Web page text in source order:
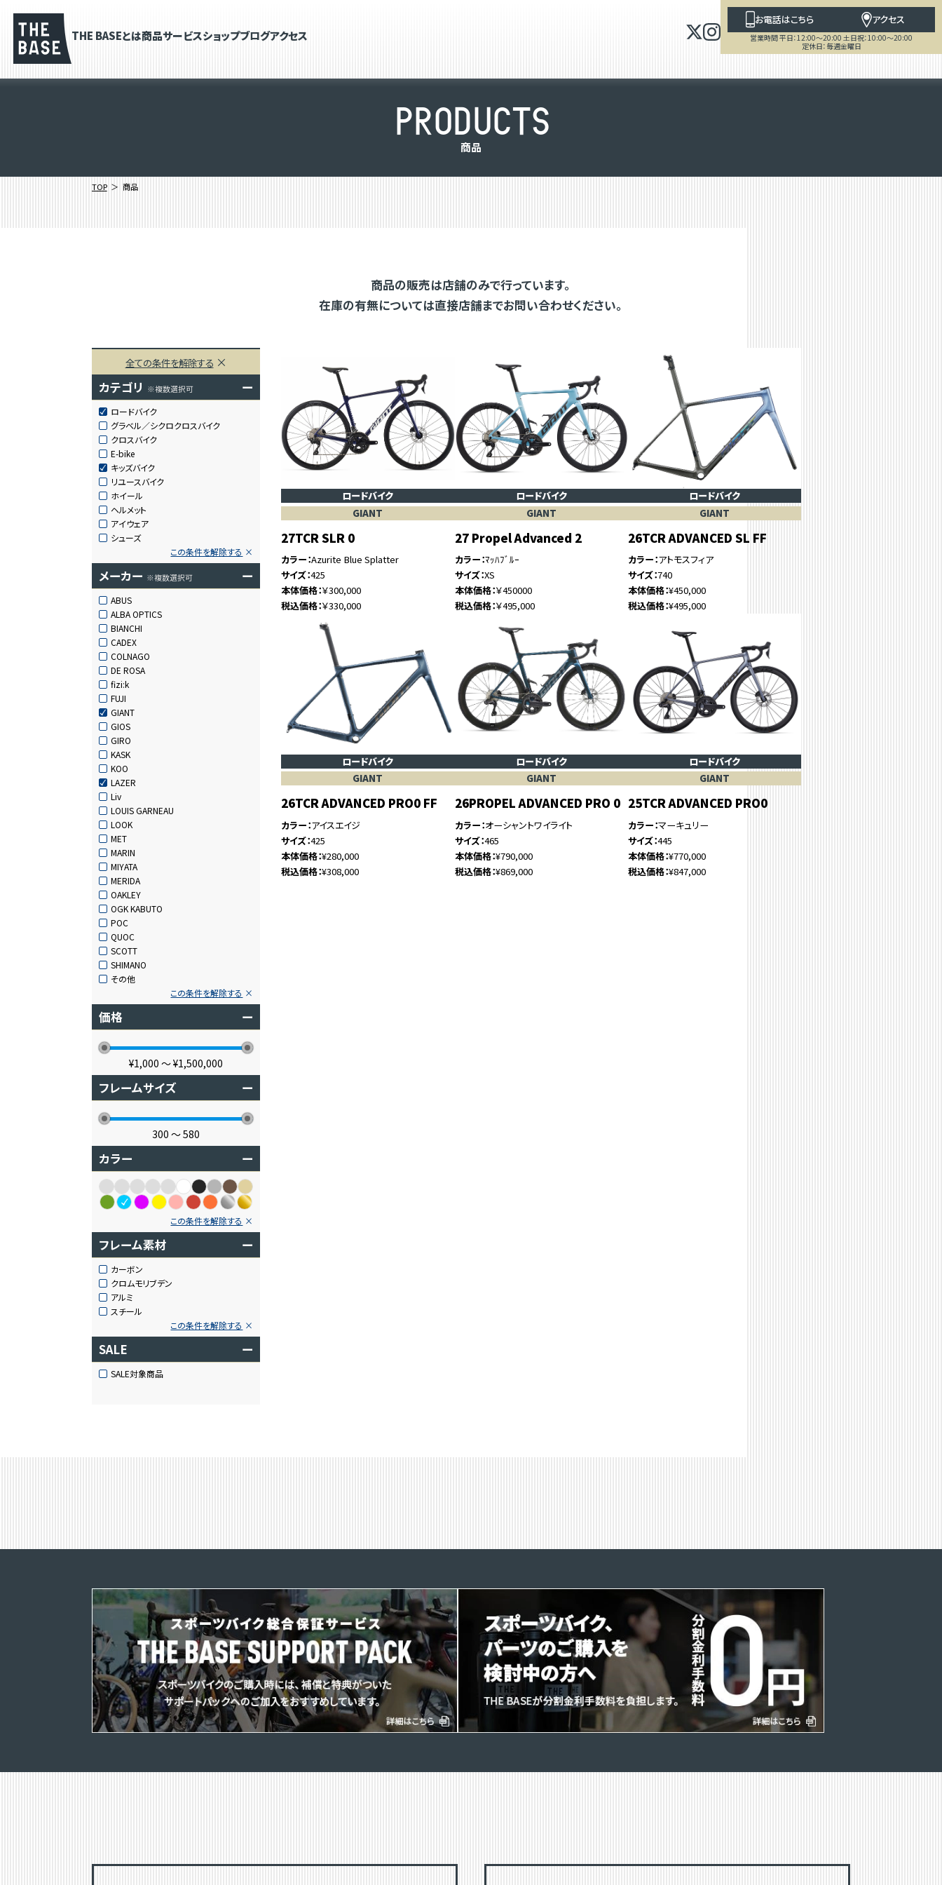
THE BASEとは商品サービスショップブログアクセス
お電話はこちら アクセス
営業時間 平日：12:00～20:00 土日祝：10:00～20:00
定休日：毎週金曜日
PRODUCTS
商品
TOP 商品
商品の販売は店舗のみで行っています。
在庫の有無については直接店舗までお問い合わせください。
全ての条件を解除する
カテゴリ ※複数選択可 ー
ロードバイク
グラベル／シクロクロスバイク
クロスバイク
E-bike
キッズバイク
リユースバイク
ホイール
ヘルメット
アイウェア
シューズ
この条件を解除する
メーカー ※複数選択可 ー
ABUS
ALBA OPTICS
BIANCHI
CADEX
COLNAGO
DE ROSA
fizi:k
FUJI
GIANT
GIOS
GIRO
KASK
KOO
LAZER
Liv
LOUIS GARNEAU
LOOK
MET
MARIN
MIYATA
MERIDA
OAKLEY
OGK KABUTO
POC
QUOC
SCOTT
SHIMANO
その他
この条件を解除する
価格 ー
¥1,000 〜¥1,500,000
フレームサイズ ー
300 〜580
カラー ー
この条件を解除する
フレーム素材 ー
カーボン
クロムモリブデン
アルミ
スチール
この条件を解除する
SALE ー
SALE対象商品
ロードバイク
GIANT
27TCR SLR 0
カラー Azurite Blue Splatter
サイズ 425
本体価格 ￥300,000
税込価格 ￥330,000
ロードバイク
GIANT
27 Propel Advanced 2
カラー ﾏｯﾊﾌﾞﾙｰ
サイズ XS
本体価格 ￥450000
税込価格 ￥495,000
ロードバイク
GIANT
26TCR ADVANCED SL FF
カラー アトモスフィア
サイズ 740
本体価格 ¥450,000
税込価格 ¥495,000
ロードバイク
GIANT
26TCR ADVANCED PRO0 FF
カラー アイスエイジ
サイズ 425
本体価格 ¥280,000
税込価格 ¥308,000
ロードバイク
GIANT
26PROPEL ADVANCED PRO 0
カラー オーシャントワイライト
サイズ 465
本体価格 ¥790,000
税込価格 ¥869,000
ロードバイク
GIANT
25TCR ADVANCED PRO0
カラー マーキュリー
サイズ 445
本体価格 ¥770,000
税込価格 ¥847,000